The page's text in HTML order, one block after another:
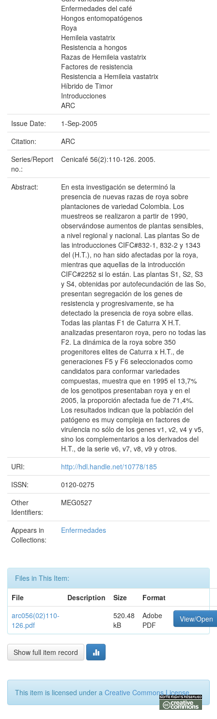
Enfermedades del café
Hongos entomopatógenos
Roya
Hemileia vastatrix
Resistencia a hongos
Razas de Hemileia vastatrix
Factores de resistencia
Resistencia a Hemileia vastatrix
Híbrido de Timor
Introducciones
ARC
Issue Date:
1-Sep-2005
Citation:
ARC
Series/Report
no.:
Cenicafé 56(2):110-126. 2005.
Abstract:
En esta investigación se determinó la
presencia de nuevas razas de roya sobre
plantaciones de variedad Colombia. Los
muestreos se realizaron a partir de 1990,
observándose aumentos de plantas sensibles,
a nivel regional y nacional. Las plantas So de
las introducciones CIFC#832-1, 832-2 y 1343
del (H.T.), no han sido afectadas por la roya,
mientras que aquellas de la introducción
CIFC#2252 si lo están. Las plantas S1, S2, S3
y S4, obtenidas por autofecundación de las So,
presentan segregación de los genes de
resistencia y progresivamente, se ha
detectado la presencia de roya sobre ellas.
Todas las plantas F1 de Caturra X H.T.
analizadas presentaron roya, pero no todas las
F2. La dinámica de la roya sobre 350
progenitores elites de Caturra x H.T., de
generaciones F5 y F6 seleccionados como
candidatos para conformar variedades
compuestas, muestra que en 1995 el 13,7%
de los genotipos presentaban roya y en el
2005, la proporción afectada fue de 71,4%.
Los resultados indican que la población del
patógeno es muy compleja en factores de
virulencia no sólo de los genes v1, v2, v4 y v5,
sino los complementarios a los derivados del
H.T., de la serie v6, v7, v8, v9 y otros.
URI:
http://hdl.handle.net/10778/185
ISSN:
0120-0275
Other
Identifiers:
MEG0527
Appears in
Collections:
Enfermedades
Files in This Item:
File
Description Size
Format
arc056(02)110-
126.pdf
520.48
kB
Adobe
PDF
View/Open
Show full item record
This item is licensed under a Creative Commons License